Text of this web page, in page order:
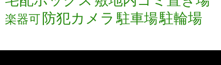
楽器可防犯カメラ 駐車場駐輪場